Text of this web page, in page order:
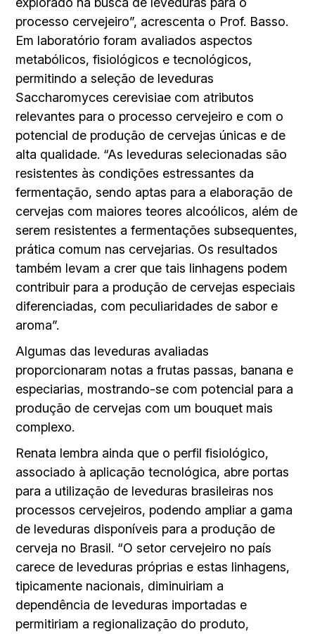
processo cervejeiro”, acrescenta o Prof. Basso.
Em laboratório foram avaliados aspectos
metabólicos, fisiológicos e tecnológicos,
permitindo a seleção de leveduras
Saccharomyces cerevisiae com atributos
relevantes para o processo cervejeiro e com o
potencial de produção de cervejas únicas e de
alta qualidade. “As leveduras selecionadas são
resistentes às condições estressantes da
fermentação, sendo aptas para a elaboração de
cervejas com maiores teores alcoólicos, além de
serem resistentes a fermentações subsequentes,
prática comum nas cervejarias. Os resultados
também levam a crer que tais linhagens podem
contribuir para a produção de cervejas especiais
diferenciadas, com peculiaridades de sabor e
aroma”.
Algumas das leveduras avaliadas
proporcionaram notas a frutas passas, banana e
especiarias, mostrando-se com potencial para a
produção de cervejas com um bouquet mais
complexo.
Renata lembra ainda que o perfil fisiológico,
associado à aplicação tecnológica, abre portas
para a utilização de leveduras brasileiras nos
processos cervejeiros, podendo ampliar a gama
de leveduras disponíveis para a produção de
cerveja no Brasil. “O setor cervejeiro no país
carece de leveduras próprias e estas linhagens,
tipicamente nacionais, diminuiriam a
dependência de leveduras importadas e
permitiriam a regionalização do produto,